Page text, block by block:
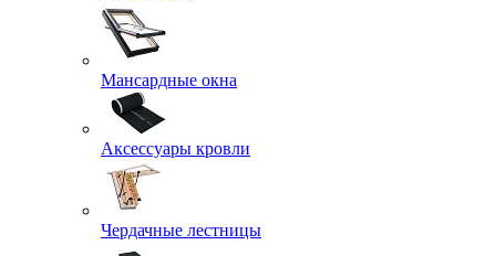
Мансардные окна
Аксессуары кровли
Чердачные лестницы